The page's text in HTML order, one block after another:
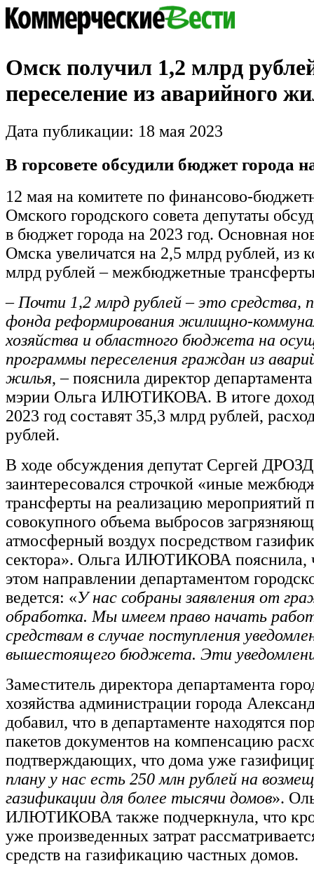
Омск получил 1,2 млрд
переселение из аварийного
Дата публикации: 18 мая 2023
В горсовете обсудили бюджет города
12 мая на комитете по финансово-
Омского городского совета депутаты
в бюджет города на 2023 год. Основная
Омска увеличатся на 2,5 млрд рублей, из
млрд рублей – межбюджетные
–Почти 1,2 млрд рублей – это средства,
фонда реформирования жилищно-
хозяйства и областного бюджета на
программы переселения граждан из
жилья, – пояснила директор
мэрии Ольга ИЛЮТИКОВА. В итоге
2023 год составят 35,3 млрд рублей,
рублей.
В ходе обсуждения депутат Сергей
заинтересовался строчкой «иные
трансферты на реализацию мероприятий
совокупного объема выбросов
атмосферный воздух посредством
сектора». Ольга ИЛЮТИКОВА пояснила,
этом направлении департаментом
ведется: «У нас собраны заявления от
обработка. Мы имеем право начать
средствам в случае поступления
вышестоящего бюджета. Эти
Заместитель директора департамента
хозяйства администрации города
добавил, что в департаменте находятся
пакетов документов на компенсацию
подтверждающих, что дома уже
плану у нас есть 250 млн рублей на
газификации для более тысячи домов».
ИЛЮТИКОВА также подчеркнула, что
уже произведенных затрат
средств на газификацию частных домов.